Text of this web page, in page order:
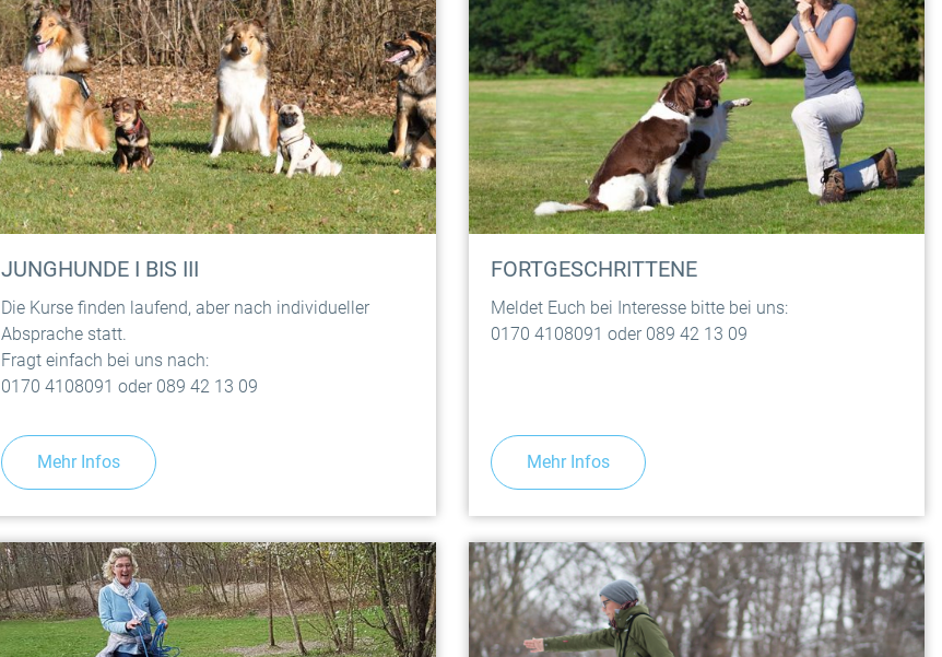
JUNGHUNDE I BIS III
Die Kurse finden laufend, aber nach individueller
Absprache statt.
Fragt einfach bei uns nach:
0170 4108091 oder 089 42 13 09
Mehr Infos
FORTGESCHRITTENE
Meldet Euch bei Interesse bitte bei uns:
0170 4108091 oder 089 42 13 09
Mehr Infos